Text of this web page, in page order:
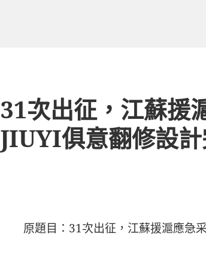
31次出征，江蘇援
JIUYI俱意翻修設
原題目：31次出征，江蘇援滬應急